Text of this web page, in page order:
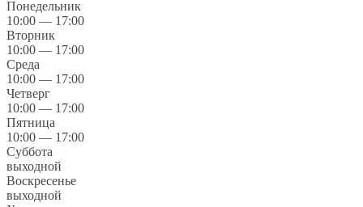
Понедельник
10:00 — 17:00
Вторник
10:00 — 17:00
Среда
10:00 — 17:00
Четверг
10:00 — 17:00
Пятница
10:00 — 17:00
Суббота
выходной
Воскресенье
выходной